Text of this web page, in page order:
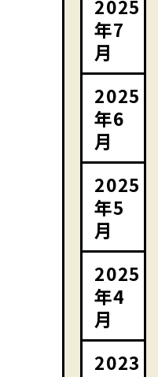
2025
年7
月
2025
年6
月
2025
年5
月
2025
年4
月
2023